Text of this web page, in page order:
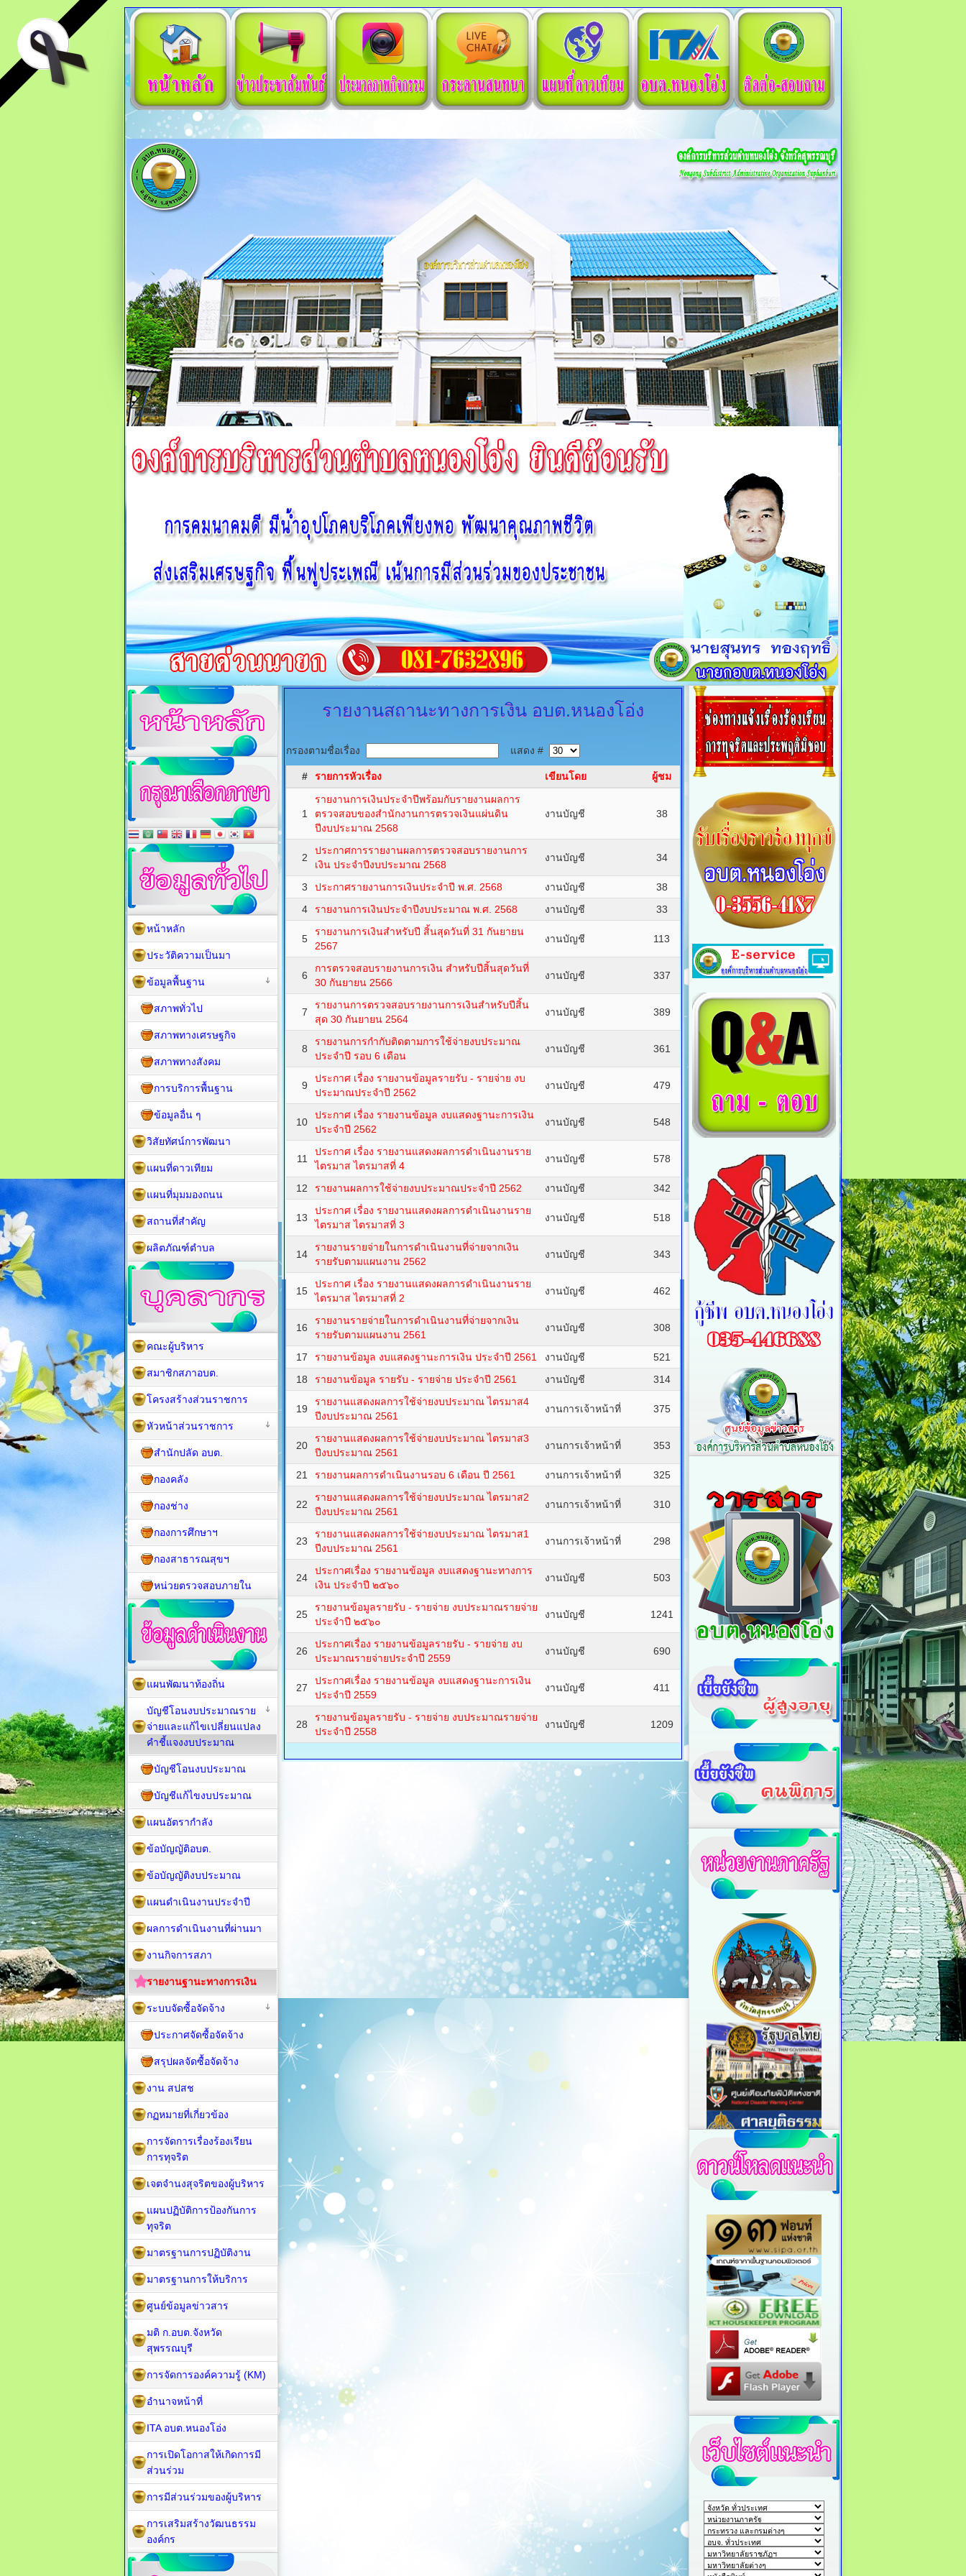
รายงานสถานะทางการเงิน อบต.หนองโอ่ง
กรองตามชื่อเรื่อง แสดง #
# รายการหัวเรื่อง เขียนโดย ผู้ชม
1
รายงานการเงินประจำปีพร้อมกับรายงานผลการ
ตรวจสอบของสำนักงานการตรวจเงินแผ่นดิน
ปีงบประมาณ 2568
งานบัญชี 38
2
ประกาศการรายงานผลการตรวจสอบรายงานการ
เงิน ประจำปีงบประมาณ 2568
งานบัญชี 34
3 ประกาศรายงานการเงินประจำปี พ.ศ. 2568 งานบัญชี
38
4
รายงานการเงินประจำปีงบประมาณ พ.ศ. 2568 งานบัญชี 33
5
รายงานการเงินสำหรับปี สิ้นสุดวันที่ 31 กันยายน
2567
งานบัญชี 113
6
การตรวจสอบรายงานการเงิน สำหรับปีสิ้นสุดวันที่
30 กันยายน 2566
งานบัญชี 337
7
รายงานการตรวจสอบรายงานการเงินสำหรับปีสิ้น
สุด 30 กันยายน 2564
งานบัญชี 389
8
รายงานการกำกับติดตามการใช้จ่ายงบประมาณ
ประจำปี รอบ 6 เดือน
งานบัญชี 361
9
ประกาศ เรื่อง รายงานข้อมูลรายรับ - รายจ่าย งบ
ประมาณประจำปี 2562
งานบัญชี 479
10
ประกาศ เรื่อง รายงานข้อมูล งบแสดงฐานะการเงิน
ประจำปี 2562
งานบัญชี 548
11
ประกาศ เรื่อง รายงานแสดงผลการดำเนินงานราย
ไตรมาส ไตรมาสที่ 4
งานบัญชี 578
12 รายงานผลการใช้จ่ายงบประมาณประจำปี 2562 งานบัญชี 342
13
ประกาศ เรื่อง รายงานแสดงผลการดำเนินงานราย
ไตรมาส ไตรมาสที่ 3
งานบัญชี 518
14
รายงานรายจ่ายในการดำเนินงานที่จ่ายจากเงิน
รายรับตามแผนงาน 2562
งานบัญชี 343
15
ประกาศ เรื่อง รายงานแสดงผลการดำเนินงานราย
ไตรมาส ไตรมาสที่ 2
งานบัญชี 462
16
รายงานรายจ่ายในการดำเนินงานที่จ่ายจากเงิน
รายรับตามแผนงาน 2561
งานบัญชี 308
17 รายงานข้อมูล งบแสดงฐานะการเงิน ประจำปี 2561 งานบัญชี
521
18
รายงานข้อมูล รายรับ - รายจ่าย ประจำปี 2561 งานบัญชี 314
19
รายงานแสดงผลการใช้จ่ายงบประมาณ ไตรมาส4
ปีงบประมาณ 2561
งานการเจ้าหน้าที่ 375
20
รายงานแสดงผลการใช้จ่ายงบประมาณ ไตรมาส3
ปีงบประมาณ 2561
งานการเจ้าหน้าที่ 353
21 รายงานผลการดำเนินงานรอบ 6 เดือน ปี 2561 งานการเจ้าหน้าที่ 325
22
รายงานแสดงผลการใช้จ่ายงบประมาณ ไตรมาส2
ปีงบประมาณ 2561
งานการเจ้าหน้าที่ 310
23
รายงานแสดงผลการใช้จ่ายงบประมาณ ไตรมาส1
ปีงบประมาณ 2561
งานการเจ้าหน้าที่ 298
24
ประกาศเรื่อง รายงานข้อมูล งบแสดงฐานะทางการ
เงิน ประจำปี ๒๕๖๐
งานบัญชี 503
25
รายงานข้อมูลรายรับ - รายจ่าย งบประมาณรายจ่าย
ประจำปี ๒๕๖๐
งานบัญชี 1241
26
ประกาศเรื่อง รายงานข้อมูลรายรับ - รายจ่าย งบ
ประมาณรายจ่ายประจำปี 2559
งานบัญชี 690
27
ประกาศเรื่อง รายงานข้อมูล งบแสดงฐานะการเงิน
ประจำปี 2559
งานบัญชี 411
28
รายงานข้อมูลรายรับ - รายจ่าย งบประมาณรายจ่าย
ประจำปี 2558
งานบัญชี 1209
หน้าหลัก
ประวัติความเป็นมา
ข้อมูลพื้นฐาน
สภาพทั่วไป
สภาพทางเศรษฐกิจ
สภาพทางสังคม
การบริการพื้นฐาน
ข้อมูลอื่น ๆ
วิสัยทัศน์การพัฒนา
แผนที่ดาวเทียม
แผนที่มุมมองถนน
สถานที่สำคัญ
ผลิตภัณฑ์ตำบล
คณะผู้บริหาร
สมาชิกสภาอบต.
โครงสร้างส่วนราชการ
หัวหน้าส่วนราชการ
สำนักปลัด อบต.
กองคลัง
กองช่าง
กองการศึกษาฯ
กองสาธารณสุขฯ
หน่วยตรวจสอบภายใน
แผนพัฒนาท้องถิ่น
บัญชีโอนงบประมาณราย
จ่ายและแก้ไขเปลี่ยนแปลง
คำชี้แจงงบประมาณ
บัญชีโอนงบประมาณ
บัญชีแก้ไขงบประมาณ
แผนอัตรากำลัง
ข้อบัญญัติอบต.
ข้อบัญญัติงบประมาณ
แผนดำเนินงานประจำปี
ผลการดำเนินงานที่ผ่านมา
งานกิจการสภา
รายงานฐานะทางการเงิน
ระบบจัดซื้อจัดจ้าง
ประกาศจัดซื้อจัดจ้าง
สรุปผลจัดซื้อจัดจ้าง
งาน สปสช
กฏหมายที่เกี่ยวข้อง
การจัดการเรื่องร้องเรียน
การทุจริต
เจตจำนงสุจริตของผู้บริหาร
แผนปฏิบัติการป้องกันการ
ทุจริต
มาตรฐานการปฏิบัติงาน
มาตรฐานการให้บริการ
ศูนย์ข้อมูลข่าวสาร
มติ ก.อบต.จังหวัด
สุพรรณบุรี
การจัดการองค์ความรู้ (KM)
อำนาจหน้าที่
ITA อบต.หนองโอ่ง
การเปิดโอกาสให้เกิดการมี
ส่วนร่วม
การมีส่วนร่วมของผู้บริหาร
การเสริมสร้างวัฒนธรรม
องค์กร